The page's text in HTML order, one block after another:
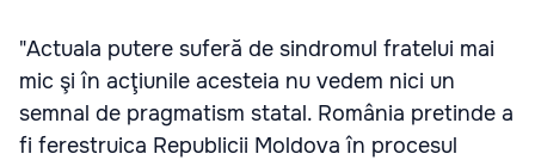
"Actuala putere suferă de sindromul fratelui mai
mic şi în acţiunile acesteia nu vedem nici un
semnal de pragmatism statal. România pretinde a
fi ferestruica Republicii Moldova în procesul